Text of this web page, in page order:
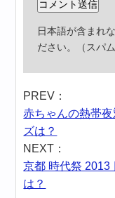
日本語が含まれ
ださい。（スパム
PREV：
赤ちゃんの熱帯
ズは？
NEXT：
京都 時代祭 2013
は？